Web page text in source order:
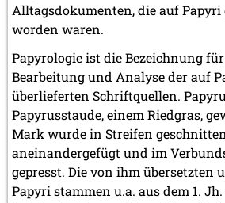
Alltagsdokumenten, die auf Papyri
worden waren.
Papyrologie ist die Bezeichnung
Bearbeitung und Analyse der auf
überlieferten Schriftquellen.
Papyrusstaude, einem Riedgras,
Mark wurde in Streifen
aneinandergefügt und im
gepresst. Die von ihm übersetzten
Papyri stammen u.a. aus dem 1.